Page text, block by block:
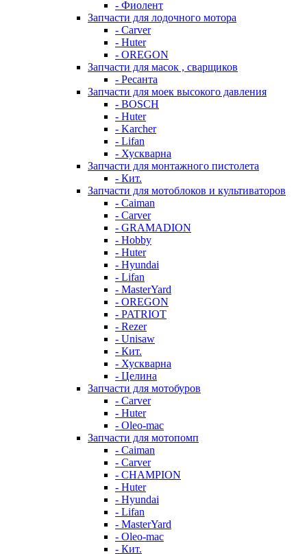
- Фиолент
Запчасти для лодочного мотора
- Carver
- Huter
- OREGON
Запчасти для масок , сварщиков
- Ресанта
Запчасти для моек высокого давления
- BOSCH
- Huter
- Karcher
- Lifan
- Хускварна
Запчасти для монтажного пистолета
- Кит.
Запчасти для мотоблоков и культиваторов
- Caiman
- Carver
- GRAMADION
- Hobby
- Huter
- Hyundai
- Lifan
- MasterYard
- OREGON
- PATRIOT
- Rezer
- Unisaw
- Кит.
- Хускварна
- Целина
Запчасти для мотобуров
- Carver
- Huter
- Oleo-mac
Запчасти для мотопомп
- Caiman
- Carver
- CHAMPION
- Huter
- Hyundai
- Lifan
- MasterYard
- Oleo-mac
- Кит.